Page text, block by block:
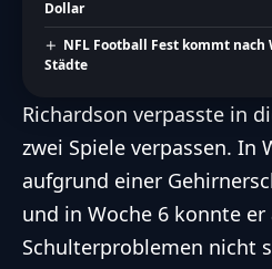
Dollar
NFL Football Fest kommt
Städte
Richardson verpasste in
zwei Spiele verpassen. In
aufgrund einer
und in Woche 6 konnte
Schulterproblemen nicht